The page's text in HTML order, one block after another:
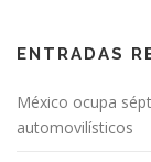
ENTRADAS
México ocupa
automovilísticos